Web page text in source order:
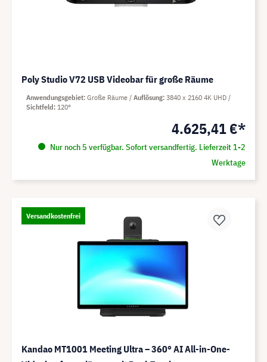
Poly Studio V72 USB Videobar für große Räume
4.625,41 €*
Nur noch 5 verfügbar. Sofort versandfertig. Lieferzeit 1-2
Werktage
Anwendungsgebiet Große Räume Auflösung 3840 x 2160 4K UHD
Sichtfeld 120°
Versandkostenfrei
Kandao MT1001 Meeting Ultra – 360° AI All-in-One-